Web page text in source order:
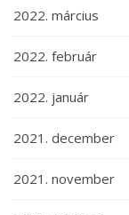
2022. március
2022. február
2022. január
2021. december
2021. november